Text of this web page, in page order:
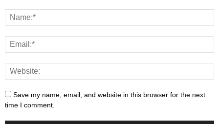
Save my name, email, and website in this browser for the next
time I comment.